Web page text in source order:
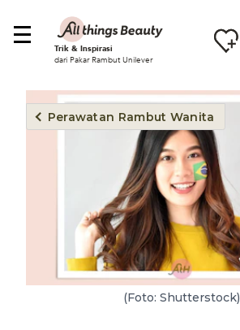
Trik & Inspirasi
dari Pakar Rambut Unilever
Perawatan Rambut Wanita
(Foto: Shutterstock)